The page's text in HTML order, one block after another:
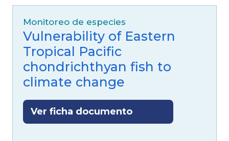
Monitoreo de especies
Vulnerability of Eastern
Tropical Pacific
chondrichthyan fish to
climate change
Ver ficha documento